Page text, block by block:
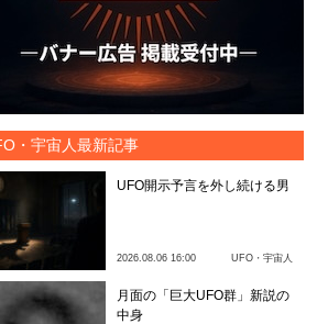
・宇宙人最新記事
UFO開示予言を外し続ける男
2026.08.06 16:00 UFO・宇宙人
月面の「巨大UFO群」新説の
中身